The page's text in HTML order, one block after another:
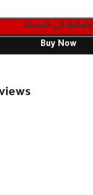
إضافة إلى السلة
Buy Now